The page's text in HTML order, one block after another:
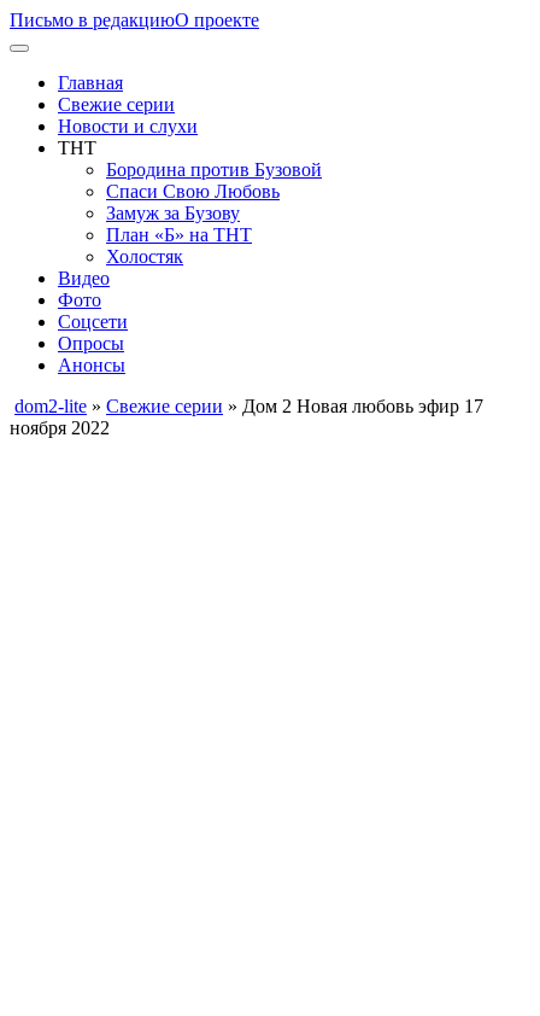
Письмо в редакциюО проекте
Главная
Свежие серии
Новости и слухи
ТНТ
Бородина против Бузовой
Спаси Свою Любовь
Замуж за Бузову
План «Б» на ТНТ
Холостяк
Видео
Фото
Соцсети
Опросы
Анонсы
dom2-lite » Свежие серии » Дом 2 Новая любовь эфир 17
ноября 2022